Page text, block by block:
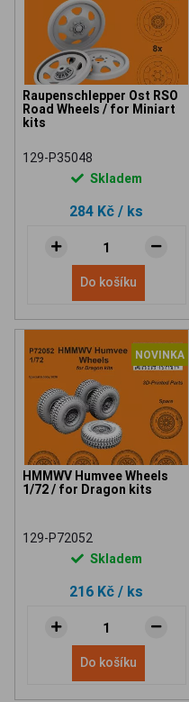
Raupenschlepper Ost RSO
Road Wheels / for Miniart
kits
129-P35048
Skladem
284 Kč / ks
Do košíku
NOVINKA
HMMWV Humvee Wheels
1/72 / for Dragon kits
129-P72052
Skladem
216 Kč / ks
Do košíku